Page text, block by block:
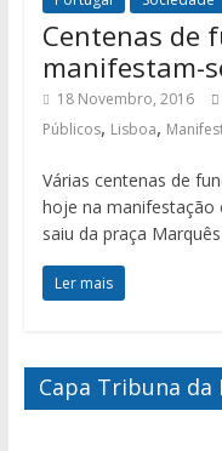
Centenas de
manifestam-
18 Novembro, 2016
Públicos, Lisboa,
Várias centenas de
hoje na manifestação
saiu da praça
Ler mais
Capa Tribuna da